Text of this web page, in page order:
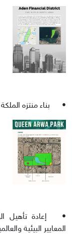
• بناء منتزه الملكة أروى
•
إعادة تأهيل
المعايير البيئية